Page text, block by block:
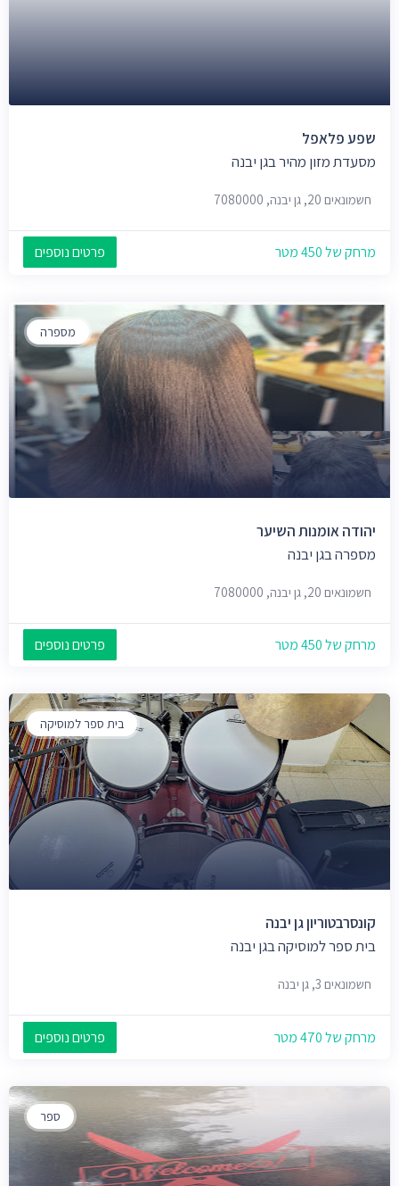
שפע פלאפל
מסעדת מזון מהיר בגן יבנה
חשמונאים 20, גן יבנה, 7080000
מרחק של 450 מטר פרטים נוספים
מספרה
יהודה אומנות השיער
מספרה בגן יבנה
חשמונאים 20, גן יבנה, 7080000
מרחק של 450 מטר פרטים נוספים
בית ספר למוסיקה
קונסרבטוריון גן יבנה
בית ספר למוסיקה בגן יבנה
חשמונאים 3, גן יבנה
מרחק של 470 מטר פרטים נוספים
ספר